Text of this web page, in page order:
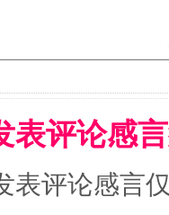
房 除
表评论感
表评论感言